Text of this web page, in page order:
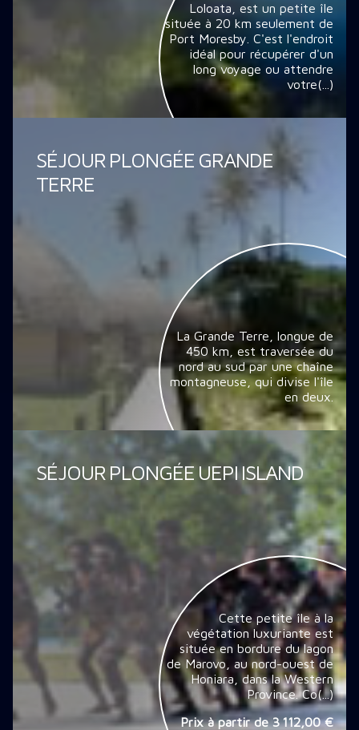
Loloata, est un petite île
située à 20 km seulement de
Port Moresby. C'est l'endroit
idéal pour récupérer d'un
long voyage ou attendre
votre(...)
SÉJOUR PLONGÉE GRANDE
TERRE
La Grande Terre, longue de
450 km, est traversée du
nord au sud par une chaîne
montagneuse, qui divise l'île
en deux.
SÉJOUR PLONGÉE UEPI ISLAND
Cette petite île à la
végétation luxuriante est
située en bordure du lagon
de Marovo, au nord-ouest de
Honiara, dans la Western
Province. Co(...)
Prix à partir de3 112,00 €